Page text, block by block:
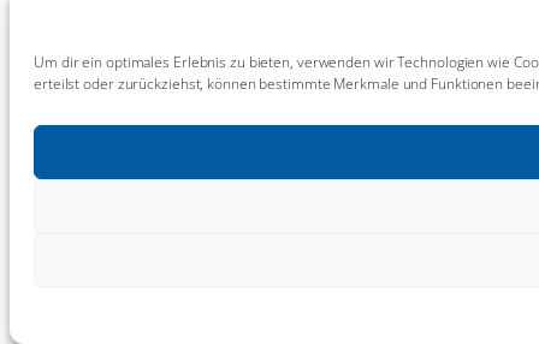
Um dir ein optimales Erlebnis zu bieten, verwenden wir Technologien wie
erteilst oder zurückziehst, können bestimmte Merkmale und Funktionen